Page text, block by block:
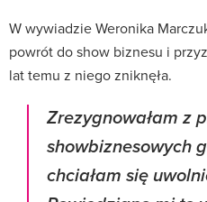
W wywiadzie Weronika
powrót do show biznesu i
lat temu z niego zniknęła.
Zrezygnowałam z
showbiznesowych
chciałam się